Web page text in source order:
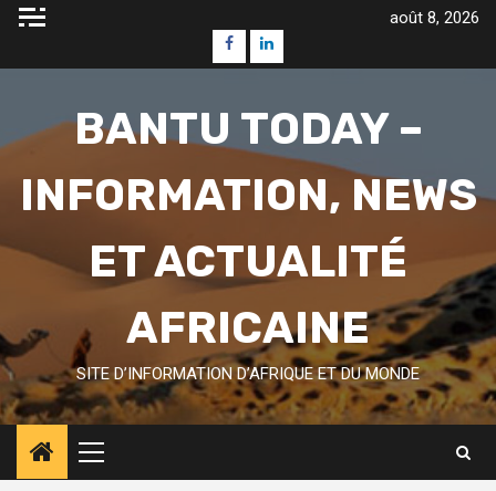
Skip
août 8, 2026
FacebookLinkedin
BANTU TODAY –
INFORMATION, NEWS
ET ACTUALITÉ
AFRICAINE
SITE D’INFORMATION D’AFRIQUE ET DU MONDE
Primary
Menu